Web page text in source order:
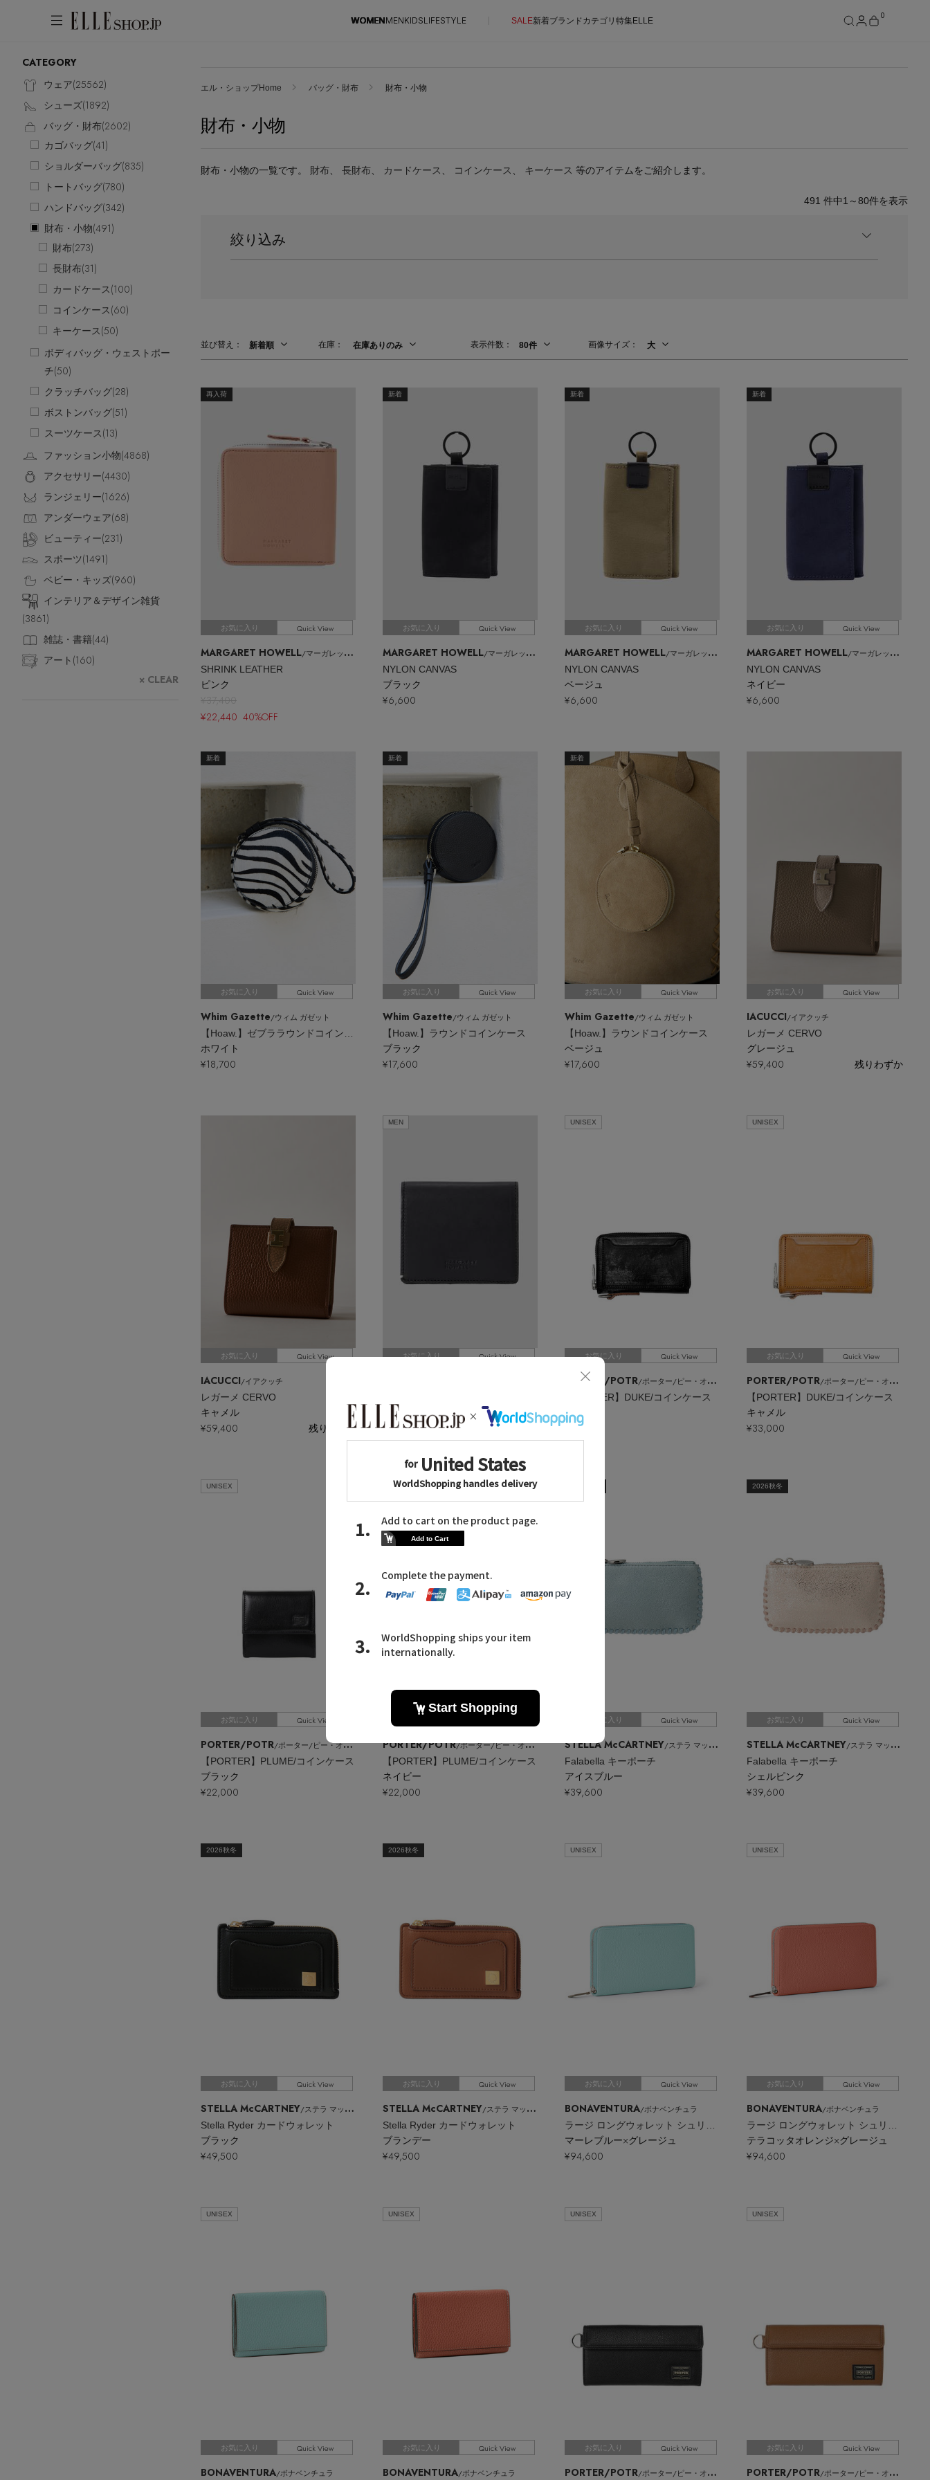
WOMENMENKIDSLIFESTYLE SALE新着ブランドカテゴリ 特集ELLE
0
WOMEN
ITEMS
新着アイテム
再入荷アイテム
ランキング
【雨の日】急な雨対策グッズ
【Tシャツ】デイリーに活躍
【サンダル】ビーサンの季節！
【ワンピース】猛暑日はこれ！
【リネン】涼しい夏素材
【レース】上品な透け感
【限定】ここでしか買えないアイテム
【ペプラム】トレンドシルエット
『ELLE』最新号掲載
アイテム一覧
SALE
CATEGORY
ブラウス・シャツ
カットソー・Tシャツ
ワンピース・チュニック
パンツ
スカート
ジャケット
ニット
コート
ルームウェア・パジャマ
すべてのシューズ
サンダル
パンプス
スニーカー
フラットシューズ
レインシューズ
ブーツ
バッグ・財布
すべてのバッグ・財布
カゴバッグ
ショルダーバッグ
トートバッグ
ハンドバッグ
財布・小物
ボディバッグ・ウェストポーチ
クラッチバッグ
ボストンバッグ
スーツケース
ファッション小物
すべてのファッション小物
ストール・マフラー・ケープ
帽子・イヤーマフ
ヘアアクセサリー
スマートフォンケース・タブレットケース
アイウェア
ベルト
グローブ
レッグウェア
チャーム・ストラップ
アクセサリー
ピアス・イヤリング
ネックレス
バングル・ブレスレット
リング
コサージュ・ブローチ
アンクレット
チャーム
ランジェリー
スポーツ
BRAND NEWS
PERSONAL COLOR
POP UPがスタート
the Loop
アカウントをお持ちの方
メールマガジン登録
最新トレンドや限定アイテム、セール
情報をいち早くお届けします。
ご登録はこちら
お知らせ
エル・ショップHome バッグ・財布 財布・小物
財布・小物
財布・小物の一覧です。 財布 長財布 カードケース コインケース キーケース 等のアイテムをご紹介します。
491 件中1～80件を表示
絞り込み
並び替え： 新着順 在庫： 在庫ありのみ 表示件数： 80件 画像サイズ： 大
再入荷
お気に入り Quick View
MARGARET HOWELL/マーガレット・ハウエル
SHRINK LEATHER
ピンク
¥37,400
¥22,440 40%OFF
新着
お気に入り Quick View
MARGARET HOWELL/マーガレット・ハウエル
NYLON CANVAS
ブラック
¥6,600
新着
お気に入り Quick View
MARGARET HOWELL/マーガレット・ハウエル
NYLON CANVAS
ベージュ
¥6,600
新着
お気に入り Quick View
MARGARET HOWELL/マーガレット・ハウエル
NYLON CANVAS
ネイビー
¥6,600
新着
お気に入り Quick View
Whim Gazette/ウィム ガゼット
ホワイト
¥18,700
新着
お気に入り Quick View
Whim Gazette/ウィム ガゼット
【Hoaw.】ラウンドコインケース
ブラック
¥17,600
新着
お気に入り Quick View
Whim Gazette/ウィム ガゼット
【Hoaw.】ラウンドコインケース
ベージュ
¥17,600
お気に入り Quick View
IACUCCI/イアクッチ
レガーメ CERVO
グレージュ
¥59,400
残りわずか
お気に入り Quick View
IACUCCI/イアクッチ
レガーメ CERVO
キャメル
¥59,400
残りわずか
MEN
お気に入り Quick View
ブラック
¥33,000
UNISEX
お気に入り Quick View
PORTER/POTR/ポーター/ピー・オー・ティー・アール
【PORTER】DUKE/コインケース
ブラック
¥33,000
UNISEX
お気に入り Quick View
PORTER/POTR/ポーター/ピー・オー・ティー・アール
【PORTER】DUKE/コインケース
キャメル
¥33,000
UNISEX
お気に入り Quick View
PORTER/POTR/ポーター/ピー・オー・ティー・アール
【PORTER】PLUME/コインケース
ブラック
¥22,000
UNISEX
PORTER/POTR/ポーター/ピー・オー・ティー・アール
【PORTER】PLUME/コインケース
ネイビー
¥22,000
お気に入り Quick View
STELLA McCARTNEY/ステラ マッカートニー
Falabella キーポーチ
アイスブルー
¥39,600
2026秋冬
お気に入り Quick View
STELLA McCARTNEY/ステラ マッカートニー
Falabella キーポーチ
シェルピンク
¥39,600
2026秋冬
お気に入り Quick View
STELLA McCARTNEY/ステラ マッカートニー
Stella Ryder カードウォレット
ブラック
¥49,500
2026秋冬
お気に入り Quick View
STELLA McCARTNEY/ステラ マッカートニー
Stella Ryder カードウォレット
ブランデー
¥49,500
UNISEX
お気に入り Quick View
BONAVENTURA/ボナベンチュラ
マーレブルー×グレージュ
¥94,600
UNISEX
お気に入り Quick View
BONAVENTURA/ボナベンチュラ
テラコッタオレンジ×グレージュ
¥94,600
UNISEX
お気に入り Quick View
BONAVENTURA/ボナベンチュラ
UNISEX
お気に入り Quick View
BONAVENTURA/ボナベンチュラ
UNISEX
お気に入り Quick View
PORTER/POTR/ポーター/ピー・オー・ティー・アール
UNISEX
お気に入り Quick View
PORTER/POTR/ポーター/ピー・オー・ティー・アール
CATEGORY
ウェア(25562)
シューズ(1892)
バッグ・財布(2602)
カゴバッグ(41)
ショルダーバッグ(835)
トートバッグ(780)
ハンドバッグ(342)
財布・小物(491)
財布(273)
長財布(31)
カードケース(100)
コインケース(60)
キーケース(50)
ボディバッグ・ウェストポー
チ(50)
クラッチバッグ(28)
ボストンバッグ(51)
スーツケース(13)
ファッション小物(4868)
アクセサリー(4430)
ランジェリー(1626)
アンダーウェア(68)
ビューティー(231)
スポーツ(1491)
ベビー・キッズ(960)
インテリア＆デザイン雑貨
(3861)
雑誌・書籍(44)
アート(160)
× CLEAR